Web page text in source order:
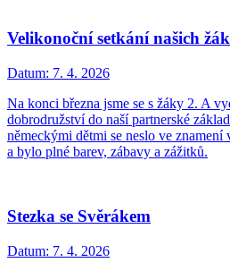
Velikonoční setkání našich
Datum: 7. 4. 2026
Na konci března jsme se s žáky 2. A
dobrodružství do naší partnerské
německými dětmi se neslo ve
a bylo plné barev, zábavy a zážitků.
Stezka se Svěrákem
Datum: 7. 4. 2026